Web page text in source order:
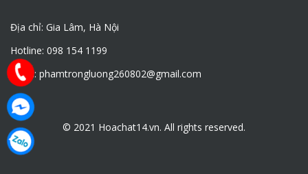
Địa chỉ: Gia Lâm, Hà Nội
Hotline: 098 154 1199
Email: phamtrongluong260802@gmail.com
© 2021 Hoachat14.vn. All rights reserved.